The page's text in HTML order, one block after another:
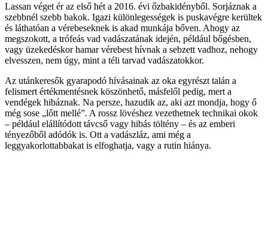
Lassan véget ér az első hét a 2016. évi őzbakidényből. Sorjáznak a
szebbnél szebb bakok. Igazi különlegességek is puskavégre kerültek
és láthatóan a vérebeseknek is akad munkája bőven. Ahogy az
megszokott, a trófeás vad vadászatának idején, például bőgésben,
vagy üzekedéskor hamar vérebest hívnak a sebzett vadhoz, nehogy
elvesszen, nem úgy, mint a téli tarvad vadászatokkor.
Az utánkeresők gyarapodó hívásainak az oka egyrészt talán a
felismert értékmentésnek köszönhető, másfelől pedig, mert a
vendégek hibáznak. Na persze, hazudik az, aki azt mondja, hogy ő
még sose „lőtt mellé”. A rossz lövéshez vezethetnek technikai okok
– például elállítódott távcső vagy hibás töltény – és az emberi
tényezőből adódók is. Ott a vadászláz, ami még a
leggyakorlottabbakat is elfoghatja, vagy a rutin hiánya.